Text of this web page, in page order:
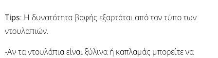
Τips: Η δυνατότητα βαφής εξαρτάται από τον τύπο των
ντουλαπιών.
-Αν τα ντουλάπια είναι ξύλινα ή καπλαμάς μπορείτε να